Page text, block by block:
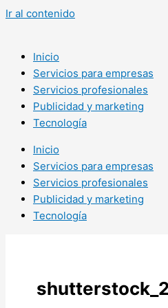
Ir al contenido
Inicio
Servicios para empresas
Servicios profesionales
Publicidad y marketing
Tecnología
Inicio
Servicios para empresas
Servicios profesionales
Publicidad y marketing
Tecnología